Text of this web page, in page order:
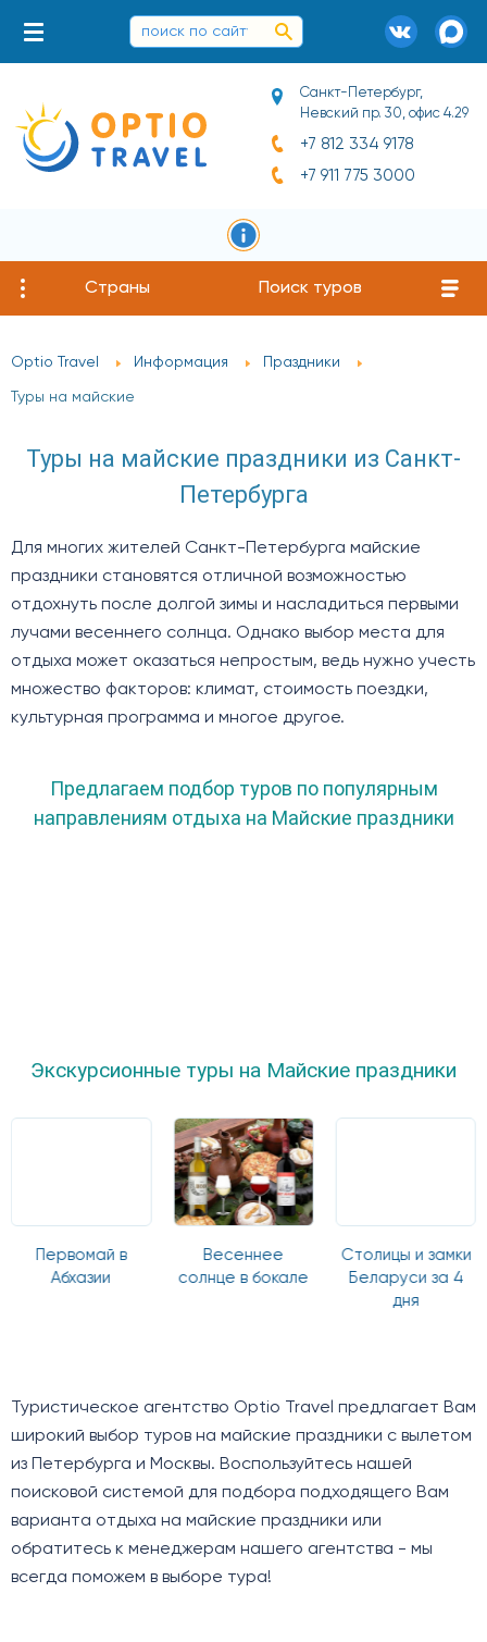
Санкт-Петербург,
Невский пр. 30, офис 4.29
+7 812 334 9178
+7 911 775 3000
Страны Поиск туров
Optio Travel Информация Праздники
Туры на майские
Туры на майские праздники из Санкт-
Петербурга
Для многих жителей Санкт-Петербурга майские
праздники становятся отличной возможностью
отдохнуть после долгой зимы и насладиться первыми
лучами весеннего солнца. Однако выбор места для
отдыха может оказаться непростым, ведь нужно учесть
множество факторов: климат, стоимость поездки,
культурная программа и многое другое.
Предлагаем подбор туров по популярным
направлениям отдыха на Майские праздники
Экскурсионные туры на Майские праздники
Первомай в
Абхазии
Весеннее
солнце в бокале
Столицы и замки
Беларуси за 4
дня
Туристическое агентство Optio Travel предлагает Вам
широкий выбор туров на майские праздники с вылетом
из Петербурга и Москвы. Воспользуйтесь нашей
поисковой системой для подбора подходящего Вам
варианта отдыха на майские праздники или
обратитесь к менеджерам нашего агентства - мы
всегда поможем в выборе тура!